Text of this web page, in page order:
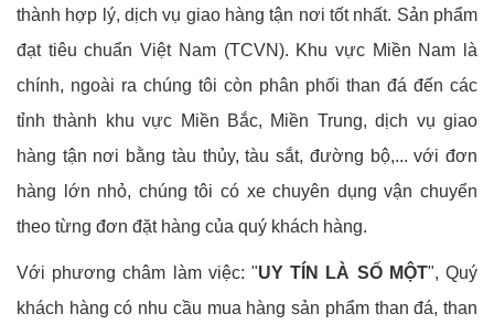
thành hợp lý, dịch vụ giao hàng tận nơi tốt nhất. Sản phẩm
đạt tiêu chuẩn Việt Nam (TCVN). Khu vực Miền Nam là
chính, ngoài ra chúng tôi còn phân phối than đá đến các
tỉnh thành khu vực Miền Bắc, Miền Trung, dịch vụ giao
hàng tận nơi bằng tàu thủy, tàu sắt, đường bộ,... với đơn
hàng lớn nhỏ, chúng tôi có xe chuyên dụng vận chuyển
theo từng đơn đặt hàng của quý khách hàng.
Với phương châm làm việc: "UY TÍN LÀ SỐ MỘT", Quý
khách hàng có nhu cầu mua hàng sản phẩm than đá, than